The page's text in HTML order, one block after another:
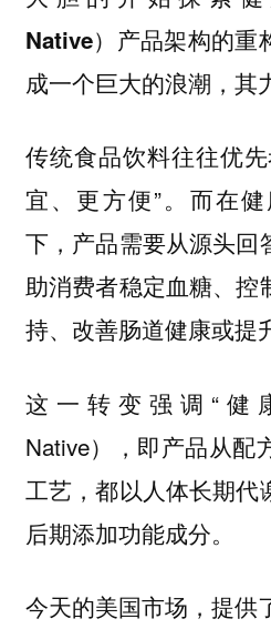
Native）产品架构的重
成一个巨大的浪潮，其
传统食品饮料往往优
宜、更方便”。而在
下，产品需要从源头回
助消费者稳定血糖、控
持、改善肠道健康或提
这一转变强调“健
Native），即产品从配
工艺，都以人体长期代
后期添加功能成分。
今天的美国市场，提供